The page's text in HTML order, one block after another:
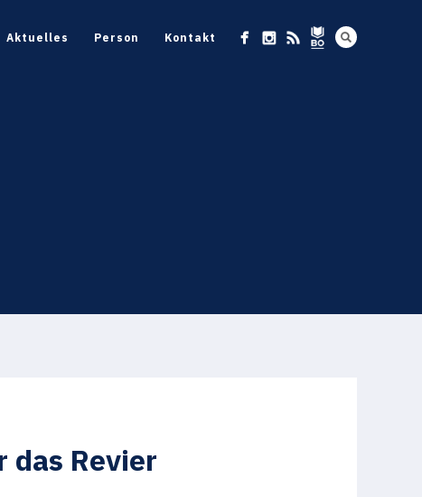
Aktuelles Person Kontakt
das Revier